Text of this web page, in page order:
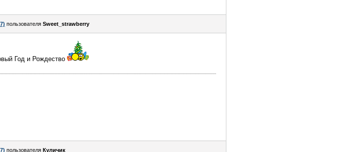
пользователя Sweet_strawberry
Год и Рождество
пользователя Куличик